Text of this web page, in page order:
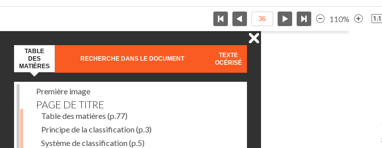
110%
TABLE
DES
MATIÈRES
RECHERCHE DANS LE DOCUMENT
TEXTE
OCÉRISÉ
Première image
PAGE DE TITRE
Table des matières (p.77)
Principe de la classification(p.3)
Système de classification(p.5)